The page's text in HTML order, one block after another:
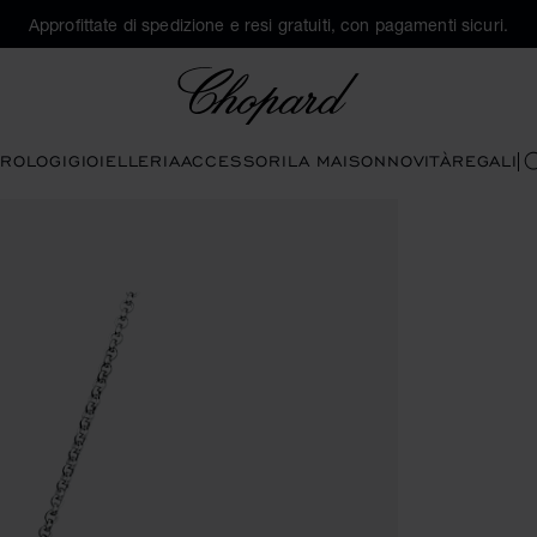
Approfittate di spedizione e resi gratuiti, con pagamenti sicuri.
GIOIELLERIAACCESSORILA MAISONNOVITÀREGALI